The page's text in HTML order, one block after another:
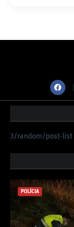
3/random/post-list
POLÍCIA